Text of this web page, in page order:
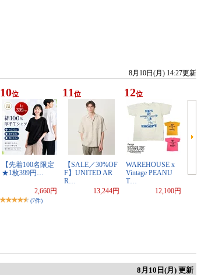
8月10日(月) 14:27更新
10位
【先着100名限定
★1枚399円…
2,660円
(7件)
11 位
【SALE／30%OF
F】UNITED AR
R…
13,244円
12位
WAREHOUSE x
Vintage PEANU
T…
12,100円
8月10日(月) 更新